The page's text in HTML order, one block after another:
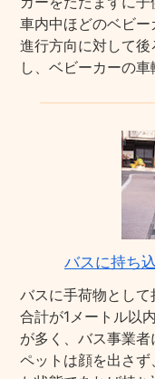
車内中ほどのベビ
進行方向に対して
し、ベビーカーの車
バスに持ち
バスに手荷物とし
合計が1メートル以
が多く、バス事業者
ペットは顔を出さ